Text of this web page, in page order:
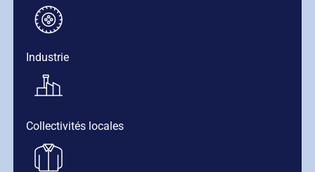
Industrie
Collectivités locales